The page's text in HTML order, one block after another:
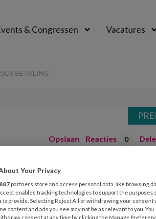
& Congressen Vacatures
BETALING
Opslaan Reacties 0
– Loon
Your Privacy
887 partners store and access personal data, like browsing
enables tracking technologies to support the
to provide. Selecting Reject All or withdrawing your
content and ads you see may not be as relevant to you.
consent at any time by clicking the Manage